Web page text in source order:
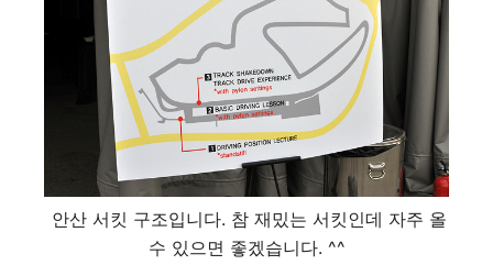
안산 서킷 구조입니다. 참 재밌는 서킷인데 자주 올
수 있으면 좋겠습니다. ^^